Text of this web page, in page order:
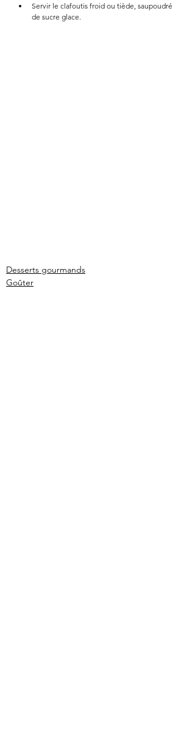
Servir le clafoutis froid ou tiède, saupoudré
de sucre glace.
Desserts gourmands
Goûter